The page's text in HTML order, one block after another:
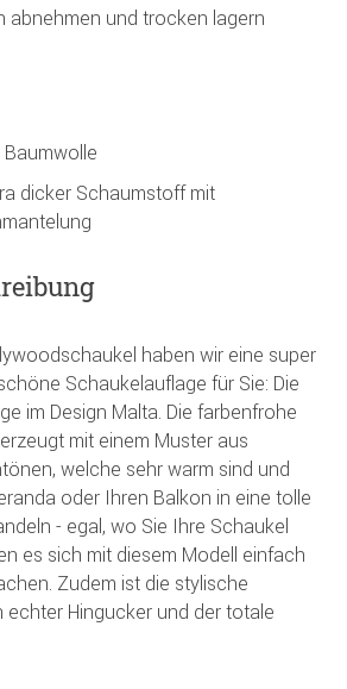
abnehmen und trocken lagern
dicker Schaumstoff mit
haben wir eine super
Schaukelauflage für Sie: Die
im Design Malta. Die farbenfrohe
mit einem Muster aus
welche sehr warm sind und
oder Ihren Balkon in eine tolle
- egal, wo Sie Ihre Schaukel
es sich mit diesem Modell einfach
Zudem ist die stylische
echter Hingucker und der totale